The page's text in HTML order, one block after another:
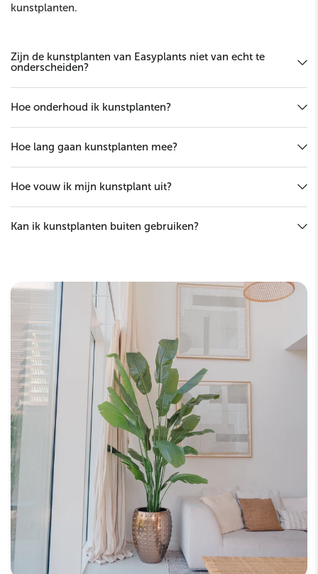
kunstplanten.
Zijn de kunstplanten van Easyplants niet van echt te
onderscheiden?
Hoe onderhoud ik kunstplanten?
Hoe lang gaan kunstplanten mee?
Hoe vouw ik mijn kunstplant uit?
Kan ik kunstplanten buiten gebruiken?